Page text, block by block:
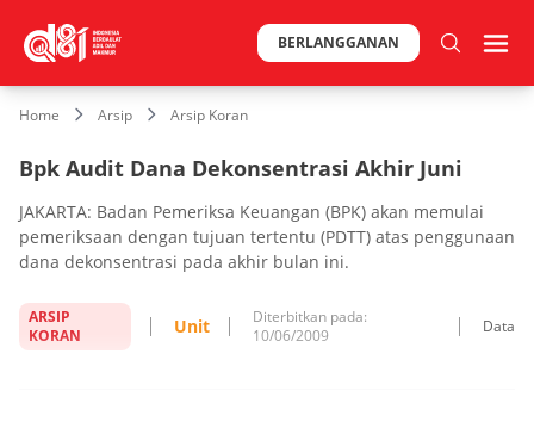
BERLANGGANAN
Home Arsip Arsip Koran
Bpk Audit Dana Dekonsentrasi Akhir Juni
JAKARTA: Badan Pemeriksa Keuangan (BPK) akan memulai
pemeriksaan dengan tujuan tertentu (PDTT) atas penggunaan
dana dekonsentrasi pada akhir bulan ini.
ARSIP
KORAN
Unit
Diterbitkan pada:
10/06/2009
Data